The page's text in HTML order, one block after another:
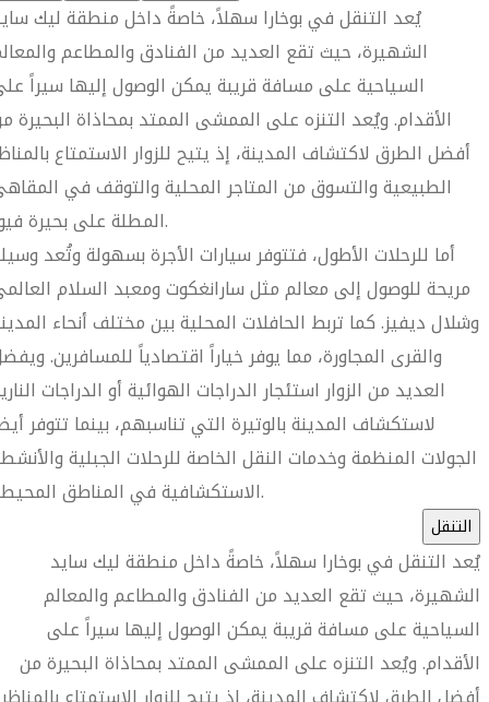
يُعد التنقل في بوخارا سهلاً، خاصةً داخل منطقة ليك
الشهيرة، حيث تقع العديد من الفنادق والمطاعم
السياحية على مسافة قريبة يمكن الوصول إليها سيراً
الأقدام. ويُعد التنزه على الممشى الممتد بمحاذاة البحيرة
أفضل الطرق لاكتشاف المدينة، إذ يتيح للزوار الاستمتاع
الطبيعية والتسوق من المتاجر المحلية والتوقف في
المطلة على بحيرة فيوا.
أما للرحلات الأطول، فتتوفر سيارات الأجرة بسهولة وتُعد
مريحة للوصول إلى معالم مثل سارانغكوت ومعبد السلام
وشلال ديفيز. كما تربط الحافلات المحلية بين مختلف أنحاء
والقرى المجاورة، مما يوفر خياراً اقتصادياً للمسافرين.
العديد من الزوار استئجار الدراجات الهوائية أو الدراجات
لاستكشاف المدينة بالوتيرة التي تناسبهم، بينما تتوفر
الجولات المنظمة وخدمات النقل الخاصة للرحلات الجبلية
الاستكشافية في المناطق المحيطة.
التنقل
يُعد التنقل في بوخارا سهلاً، خاصةً داخل منطقة ليك سايد
الشهيرة، حيث تقع العديد من الفنادق والمطاعم والمعالم
السياحية على مسافة قريبة يمكن الوصول إليها سيراً على
الأقدام. ويُعد التنزه على الممشى الممتد بمحاذاة البحيرة من